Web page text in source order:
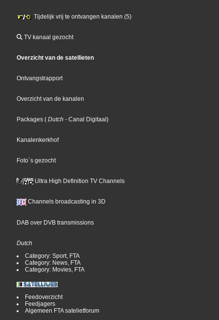
Tijdelijk vrij te ontvangen kanalen (5)
TV kanaal gezocht
Overzicht van de satellieten
Ontvangstrapport
Overzicht van de kanalen
Packages ( Dutch - Canal Digitaal)
Kanalenkerkhof
Foto´s gezocht
Ultra High Definition TV Channels
Channels broadcasting in 3D
DAB over DVB transmissions
Dutch
Category: Sport, FTA
Category: News, FTA
Category: Movies, FTA
Feedoverzicht
Feedjagers
Algemeen FTA satelietforum